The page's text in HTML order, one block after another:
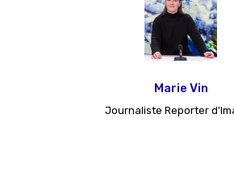
Marie Vin
Journaliste Reporter